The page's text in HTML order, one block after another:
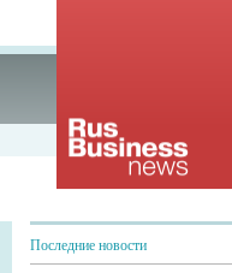
Последние новости